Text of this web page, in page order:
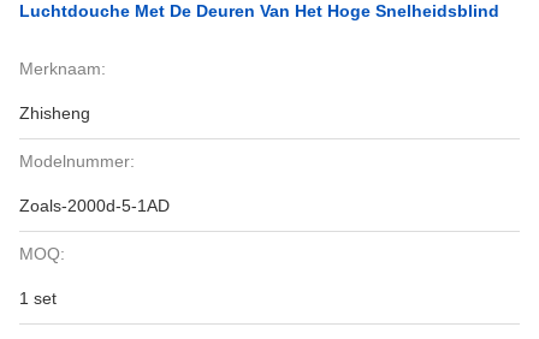
Luchtdouche Met De Deuren Van Het Hoge Snelheidsblind
Merknaam:
Zhisheng
Modelnummer:
Zoals-2000d-5-1AD
MOQ:
1 set